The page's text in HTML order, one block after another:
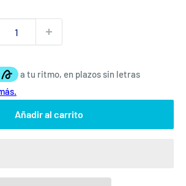
Añadir al carrito